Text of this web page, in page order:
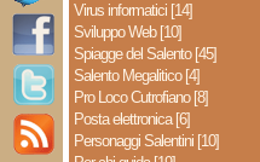
Virus informatici [14]
Sviluppo Web [10]
Spiagge del Salento [45]
Salento Megalitico [4]
Pro Loco Cutrofiano [8]
Posta elettronica [6]
Personaggi Salentini [10]